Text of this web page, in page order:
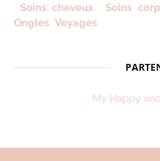
Soins cheveux
Soins
Ongles Voyages
My Happy